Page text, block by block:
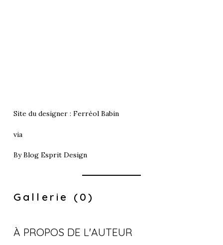
Site du designer : Ferréol Babin
via
ByBlog Esprit Design
Gallerie (0)
À PROPOS DE L'AUTEUR